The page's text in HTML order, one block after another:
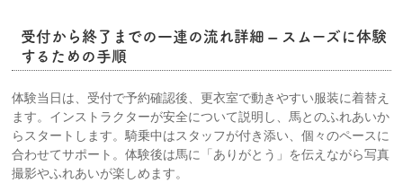
受付から終了までの一連の流れ詳細 – スムーズに体験
するための手順
体験当日は、受付で予約確認後、更衣室で動きやすい服装に着替え
ます。インストラクターが安全について説明し、馬とのふれあいか
らスタートします。騎乗中はスタッフが付き添い、個々のペースに
合わせてサポート。体験後は馬に「ありがとう」を伝えながら写真
撮影やふれあいが楽しめます。